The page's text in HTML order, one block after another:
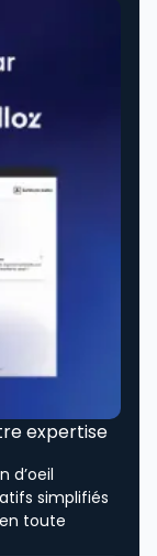
expertise
d’oeil
simplifiés
toute